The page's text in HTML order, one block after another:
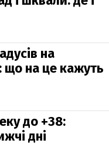
на
що на це кажуть
до +38:
дні